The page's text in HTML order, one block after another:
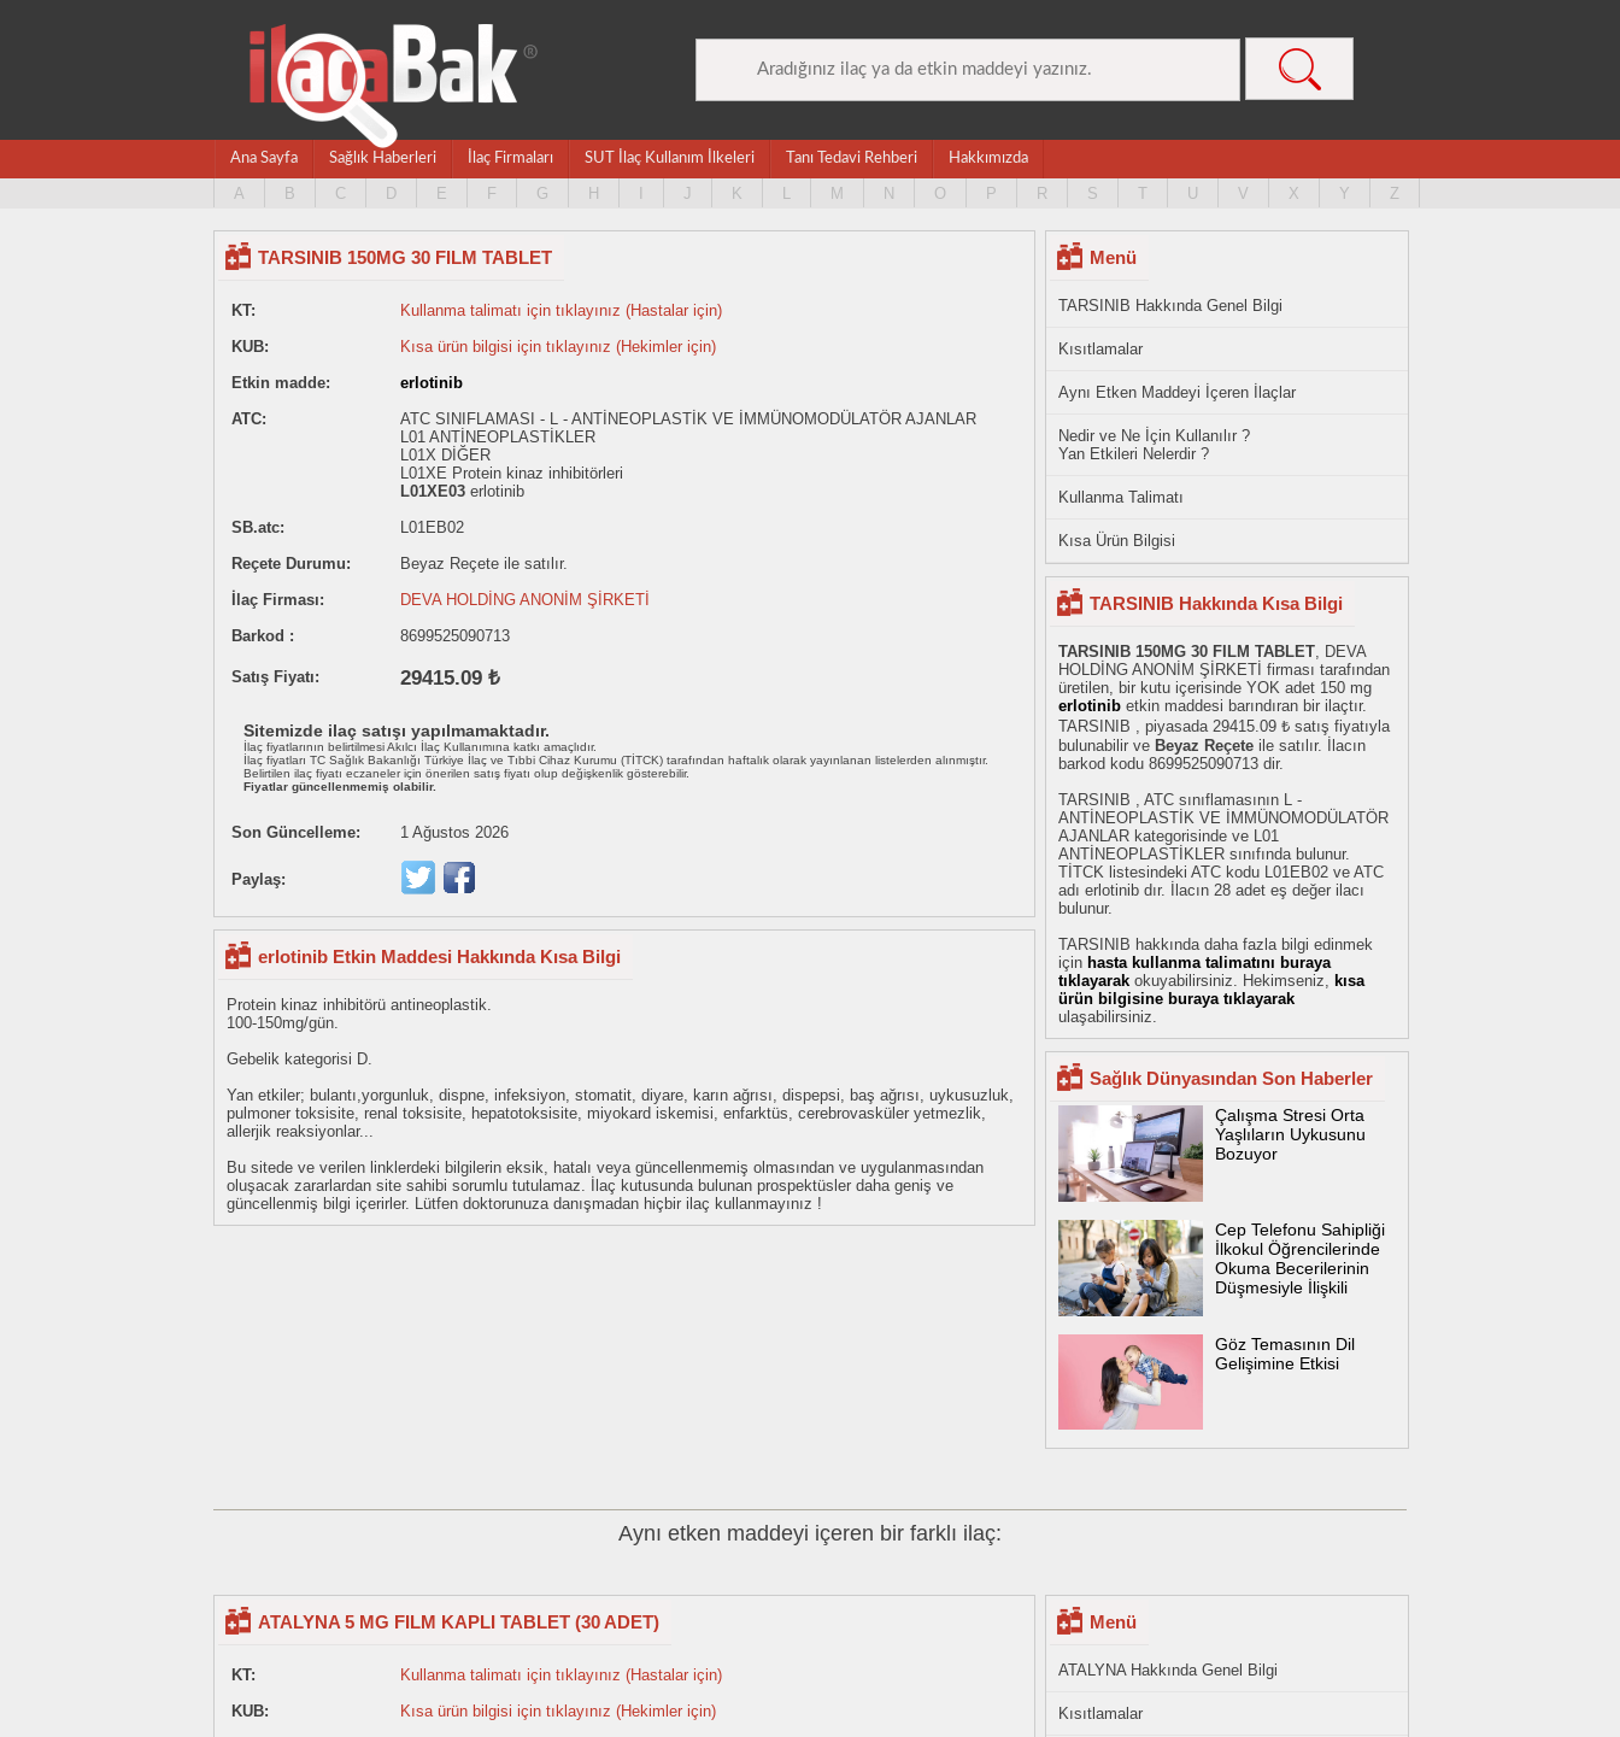
Ana Sayfa Sağlık Haberleri İlaç Firmaları SUT İlaç Kullanım İlkeleri Tanı Tedavi Rehberi Hakkımızda
A B C D E F G H J K L M N O P R S T U V X Y Z
TARSINIB 150MG 30 FILM TABLET
KT:
Kullanma talimatı için tıklayınız (Hastalar için)
KUB:
Kısa ürün bilgisi için tıklayınız (Hekimler için)
Etkin madde:
erlotinib
ATC:
ATC SINIFLAMASI - L - ANTİNEOPLASTİK VE İMMÜNOMODÜLATÖR AJANLAR
L01 ANTİNEOPLASTİKLER
L01X DİĞER
L01XE Protein kinaz inhibitörleri
L01XE03 erlotinib
SB.atc:
L01EB02
Reçete Durumu:
Beyaz Reçete ile satılır.
İlaç Firması:
DEVA HOLDİNG ANONİM ŞİRKETİ
Barkod :
8699525090713
Satış Fiyatı: 29415.09 ₺
Sitemizde ilaç satışı yapılmamaktadır.
İlaç fiyatlarının belirtilmesi Akılcı İlaç Kullanımına katkı amaçlıdır.
İlaç fiyatları TC Sağlık Bakanlığı Türkiye İlaç ve Tıbbi Cihaz Kurumu (TİTCK) tarafından haftalık olarak yayınlanan listelerden alınmıştır.
Belirtilen ilaç fiyatı eczaneler için önerilen satış fiyatı olup değişkenlik gösterebilir.
Fiyatlar güncellenmemiş olabilir.
Son Güncelleme: 1 Ağustos 2026
Paylaş:
erlotinib Etkin Maddesi Hakkında Kısa Bilgi
Protein kinaz inhibitörü antineoplastik.
100-150mg/gün.
Gebelik kategorisi D.
Yan etkiler; bulantı,yorgunluk, dispne, infeksiyon, stomatit, diyare, karın ağrısı, dispepsi, baş ağrısı, uykusuzluk,
pulmoner toksisite, renal toksisite, hepatotoksisite, miyokard iskemisi, enfarktüs, cerebrovasküler yetmezlik,
allerjik reaksiyonlar...
Bu sitede ve verilen linklerdeki bilgilerin eksik, hatalı veya güncellenmemiş olmasından ve uygulanmasından
oluşacak zararlardan site sahibi sorumlu tutulamaz. İlaç kutusunda bulunan prospektüsler daha geniş ve
güncellenmiş bilgi içerirler. Lütfen doktorunuza danışmadan hiçbir ilaç kullanmayınız !
Menü
TARSINIB Hakkında Genel Bilgi
Kısıtlamalar
Aynı Etken Maddeyi İçeren İlaçlar
Nedir ve Ne İçin Kullanılır ?
Yan Etkileri Nelerdir ?
Kullanma Talimatı
Kısa Ürün Bilgisi
TARSINIB Hakkında Kısa Bilgi
TARSINIB 150MG 30 FILM TABLET, DEVA
HOLDİNG ANONİM ŞİRKETİ firması tarafından
üretilen, bir kutu içerisinde YOK adet 150 mg
erlotinib etkin maddesi barındıran bir ilaçtır.
TARSINIB , piyasada 29415.09 ₺ satış fiyatıyla
bulunabilir ve Beyaz Reçete ile satılır. İlacın
barkod kodu 8699525090713 dir.
TARSINIB , ATC sınıflamasının L -
ANTİNEOPLASTİK VE İMMÜNOMODÜLATÖR
AJANLAR kategorisinde ve L01
ANTİNEOPLASTİKLER sınıfında bulunur.
TİTCK listesindeki ATC kodu L01EB02 ve ATC
adı erlotinib dır. İlacın 28 adet eş değer ilacı
bulunur.
TARSINIB hakkında daha fazla bilgi edinmek
için hasta kullanma talimatını buraya
tıklayarak okuyabilirsiniz. Hekimseniz, kısa
ürün bilgisine buraya tıklayarak
ulaşabilirsiniz.
Sağlık Dünyasından Son Haberler
Çalışma Stresi Orta
Yaşlıların Uykusunu
Bozuyor
Cep Telefonu Sahipliği
İlkokul Öğrencilerinde
Okuma Becerilerinin
Düşmesiyle İlişkili
Göz Temasının Dil
Gelişimine Etkisi
Aynı etken maddeyi içeren bir farklı ilaç:
ATALYNA 5 MG FILM KAPLI TABLET (30 ADET)
KT:
Kullanma talimatı için tıklayınız (Hastalar için)
KUB:
Kısa ürün bilgisi için tıklayınız (Hekimler için)
Menü
ATALYNA Hakkında Genel Bilgi
Kısıtlamalar